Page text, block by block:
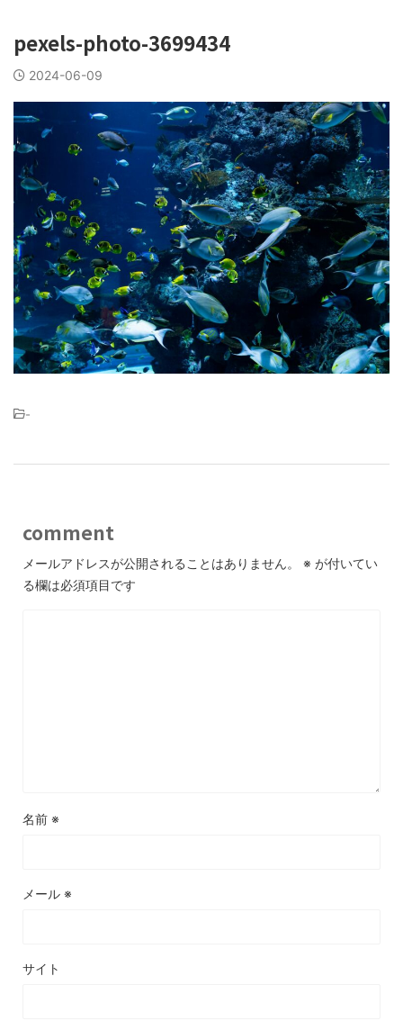
pexels-photo-3699434
2024-06-09
-
comment
メールアドレスが公開されることはありません。 ※ が付いてい
る欄は必須項目です
名前 ※
メール ※
サイト